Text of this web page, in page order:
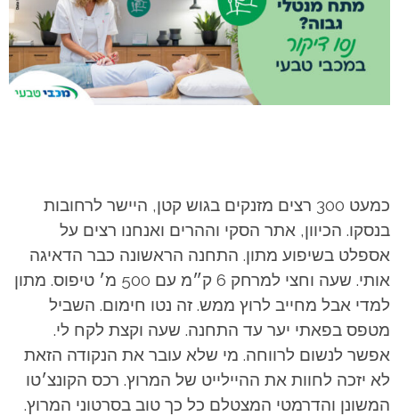
כמעט 300 רצים מזנקים בגוש קטן, היישר לרחובות
בנסקו. הכיוון, אתר הסקי וההרים ואנחנו רצים על
אספלט בשיפוע מתון. התחנה הראשונה כבר הדאיגה
אותי. שעה וחצי למרחק 6 ק״מ עם 500 מ׳ טיפוס. מתון
למדי אבל מחייב לרוץ ממש. זה נטו חימום. השביל
מטפס בפאתי יער עד התחנה. שעה וקצת לקח לי.
אפשר לנשום לרווחה. מי שלא עובר את הנקודה הזאת
לא יזכה לחוות את ההיילייט של המרוץ. רכס הקונצ׳טו
המשונן והדרמטי המצטלם כל כך טוב בסרטוני המרוץ.